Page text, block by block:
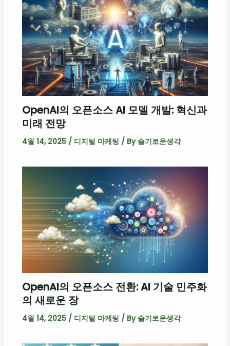
OpenAI의 오픈소스 AI 모델 개발: 혁신과
미래 전망
4월 14, 2025 / 디지털 마케팅 / By 슬기로운생각
OpenAI의 오픈소스 전환: AI 기술 민주화
의 새로운 장
4월 14, 2025 / 디지털 마케팅 / By 슬기로운생각